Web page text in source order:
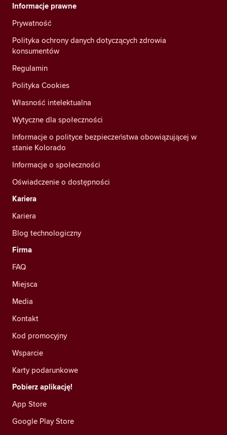
Informacje prawne
Prywatność
Polityka ochrony danych dotyczących zdrowia
konsumentów
Regulamin
Polityka Cookies
Własność intelektualna
Wytyczne dla społeczności
Informacje o polityce bezpieczeństwa obowiązującej w
stanie Kolorado
Informacje o społeczności
Oświadczenie o dostępności
Kariera
Kariera
Blog technologiczny
Firma
FAQ
Miejsca
Media
Kontakt
Kod promocyjny
Wsparcie
Karty podarunkowe
Pobierz aplikację!
App Store
Google Play Store